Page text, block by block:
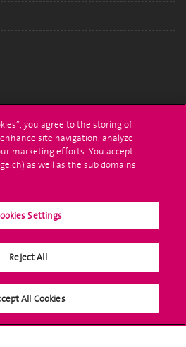
you agree to the storing of
site navigation, analyze
marketing efforts. You accept
as well as the sub domains
Settings
Reject All
All Cookies